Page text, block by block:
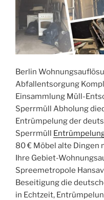
Berlin
Abfallentsorgung
Einsammlung Müll-
Sperrmüll Abholung
Entrümpelung der
Sperrmüll
80 € Möbel alte Dingen
Ihre Gebiet-
Spreemetropole
Beseitigung die
in Echtzeit,